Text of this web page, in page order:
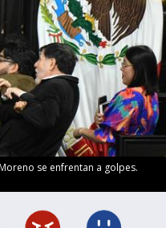
se enfrentan a golpes.